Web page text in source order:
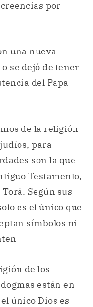
por
una nueva
se dejó de tener
del Papa
de la religión
para
son la que
Testamento,
Según sus
es el único que
símbolos ni
de los
están en
único Dios es